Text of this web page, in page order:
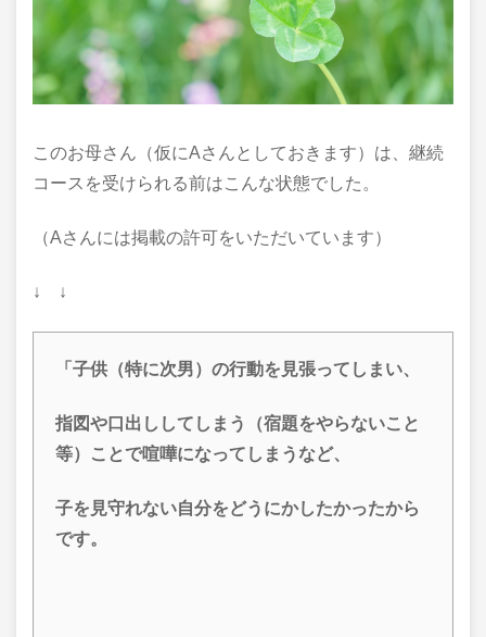
このお母さん（仮にAさんとしておきます）は、継続
コースを受けられる前はこんな状態でした。
（Aさんには掲載の許可をいただいています）
↓ ↓
「子供（特に次男）の行動を見張ってしまい、
指図や口出ししてしまう（宿題をやらないこと
等）ことで喧嘩になってしまうなど、
子を見守れない自分をどうにかしたかったから
です。